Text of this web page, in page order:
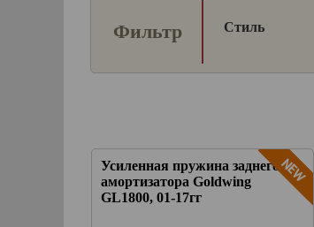
Фильтр Стиль
Усиленная пружина заднего
амортизатора Goldwing
GL1800, 01-17гг